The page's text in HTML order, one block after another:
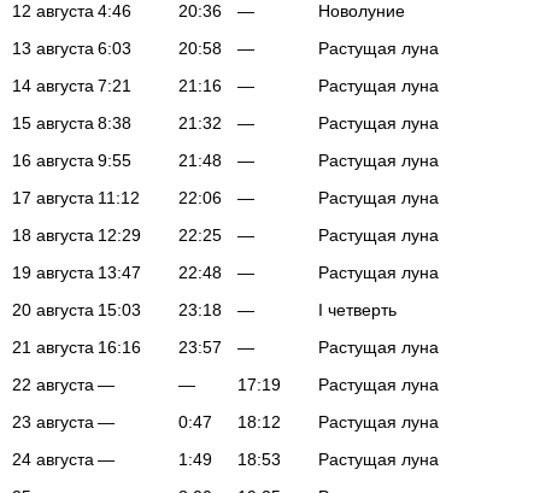
12 августа 4:46 20:36 —
Новолуние
13 августа 6:03 20:58 —
Растущая луна
14 августа 7:21 21:16 —
Растущая луна
15 августа 8:38 21:32 —
Растущая луна
16 августа 9:55 21:48 —
Растущая луна
17 августа 11:12 22:06 —
Растущая луна
18 августа 12:29 22:25 —
Растущая луна
19 августа 13:47 22:48 —
Растущая луна
20 августа 15:03 23:18 —
I четверть
21 августа 16:16 23:57 —
Растущая луна
22 августа — — 17:19
Растущая луна
23 августа — 0:47 18:12
Растущая луна
24 августа — 1:49 18:53
Растущая луна